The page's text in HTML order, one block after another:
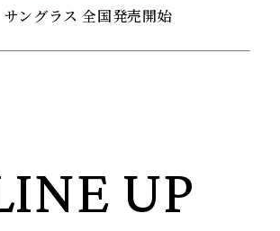
サングラス 全国発売開始
UP